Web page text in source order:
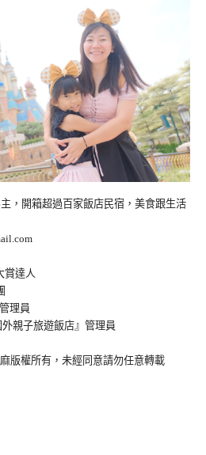
，開箱超過百家飯店民宿，美食跟生活
賞達人
理員
親子旅遊飯店』管理員
版權所有，未經同意請勿任意轉載